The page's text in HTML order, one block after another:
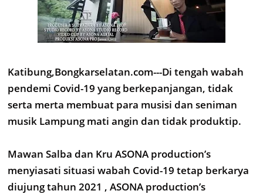
Katibung,Bongkarselatan.com---Di tengah wabah
pendemi Covid-19 yang berkepanjangan, tidak
serta merta membuat para musisi dan seniman
musik Lampung mati angin dan tidak produktip.
Mawan Salba dan Kru ASONA production’s
menyiasati situasi wabah Covid-19 tetap berkarya
diujung tahun 2021 , ASONA production’s